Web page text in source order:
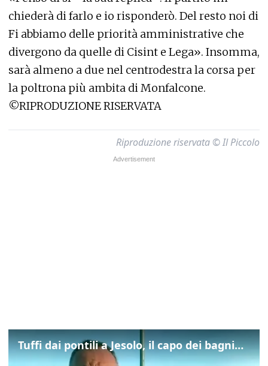
chiederà di farlo e io risponderò. Del resto noi di
Fi abbiamo delle priorità amministrative che
divergono da quelle di Cisint e Lega». Insomma,
sarà almeno a due nel centrodestra la corsa per
la poltrona più ambita di Monfalcone.
©RIPRODUZIONE RISERVATA
Riproduzione riservata © Il Piccolo
Tuffi dai pontili a Jesolo, il capo dei bagnini: "L'impegno di tutti per evitare altre tragedie"